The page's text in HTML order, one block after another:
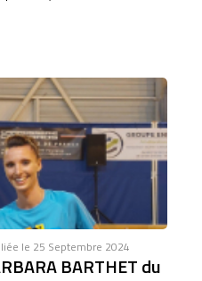
le 25 Septembre 2024
BARTHET du